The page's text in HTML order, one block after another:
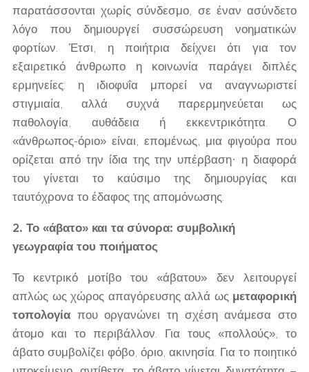
παρατάσσονται χωρίς σύνδεσμο, σε έναν ασύνδετο
λόγο που δημιουργεί συσσώρευση νοηματικών
φορτίων. Έτσι, η ποιήτρια δείχνει ότι για τον
εξαιρετικό άνθρωπο η κοινωνία παράγει διπλές
ερμηνείες: η ιδιοφυΐα μπορεί να αναγνωριστεί
στιγμιαία, αλλά συχνά παρερμηνεύεται ως
παθολογία, αυθάδεια ή εκκεντρικότητα. Ο
«άνθρωπος-όριο» είναι, επομένως, μια φιγούρα που
ορίζεται από την ίδια της την υπέρβαση· η διαφορά
του γίνεται το καύσιμο της δημιουργίας και
ταυτόχρονα το έδαφος της απομόνωσης.
2. Το «άβατο» και τα σύνορα: συμβολική
γεωγραφία του ποιήματος
Το κεντρικό μοτίβο του «άβατου» δεν λειτουργεί
απλώς ως χώρος απαγόρευσης αλλά ως μεταφορική
τοπολογία που οργανώνει τη σχέση ανάμεσα στο
άτομο και το περιβάλλον. Για τους «πολλούς», το
άβατο συμβολίζει φόβο, όριο, ακινησία. Για το ποιητικό